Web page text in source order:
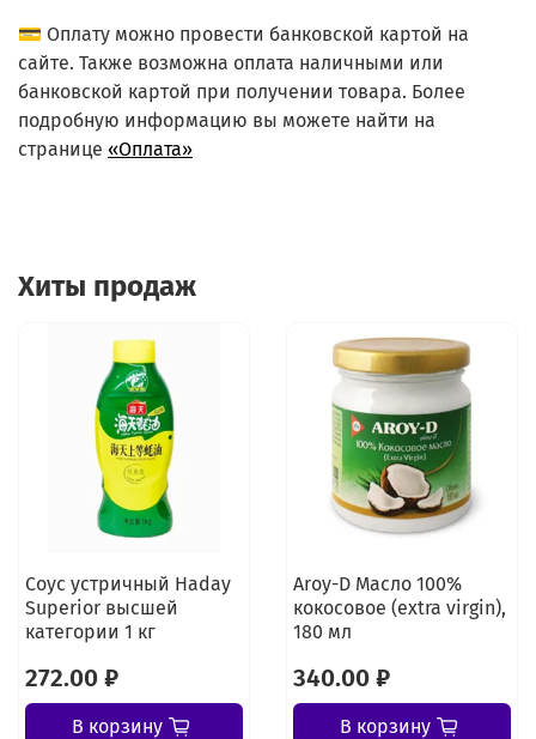
💳 Оплату можно провести банковской картой на
сайте. Также возможна оплата наличными или
банковской картой при получении товара. Более
подробную информацию вы можете найти на
странице «Оплата»
Хиты продаж
Соус устричный Haday
Superior высшей
категории 1 кг
272.00 ₽
В корзину
Aroy-D Масло 100%
кокосовое (extra virgin),
180 мл
340.00 ₽
В корзину